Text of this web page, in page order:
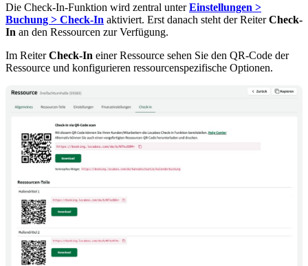
Die Check-In-Funktion wird zentral unterEinstellungen >
Buchung > Check-In aktiviert. Erst danach steht der ReiterCheck-
In an den Ressourcen zur Verfügung.
Im ReiterCheck-In einer Ressource sehen Sie den QR-Code der
Ressource und konfigurieren ressourcenspezifische Optionen.